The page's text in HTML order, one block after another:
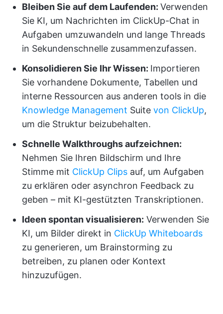
Bleiben Sie auf dem Laufenden: Verwenden
Sie KI, um Nachrichten im ClickUp-Chat in
Aufgaben umzuwandeln und lange Threads
in Sekundenschnelle zusammenzufassen.
Konsolidieren Sie Ihr Wissen: Importieren
Sie vorhandene Dokumente, Tabellen und
interne Ressourcen aus anderen tools in die
Knowledge Management Suite von ClickUp,
um die Struktur beizubehalten.
Schnelle Walkthroughs aufzeichnen:
Nehmen Sie Ihren Bildschirm und Ihre
Stimme mit ClickUp Clips auf, um Aufgaben
zu erklären oder asynchron Feedback zu
geben – mit KI-gestützten Transkriptionen.
Ideen spontan visualisieren: Verwenden Sie
KI, um Bilder direkt in ClickUp Whiteboards
zu generieren, um Brainstorming zu
betreiben, zu planen oder Kontext
hinzuzufügen.